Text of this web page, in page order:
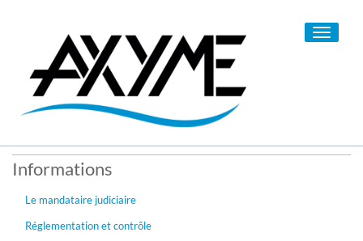
Toggle
Informations
Le mandataire judiciaire
Réglementation et contrôle